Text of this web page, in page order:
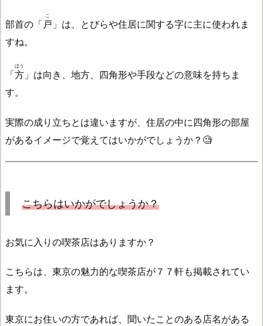
部首の「 戸
こ
」は、とびらや住居に関する字に主に使われま
すね。
「方
ほう
」は向き、地方、四角形や手段などの意味を持ちま
す。
実際の成り立ちとは違いますが、住居の中に四角形の部屋
があるイメージで覚えてはいかがでしょうか？🧐
こちらはいかがでしょうか？
お気に入りの喫茶店はありますか？
こちらは、東京の魅力的な喫茶店が７７軒も掲載されてい
ます。
東京にお住いの方であれば、聞いたことのある店名がある